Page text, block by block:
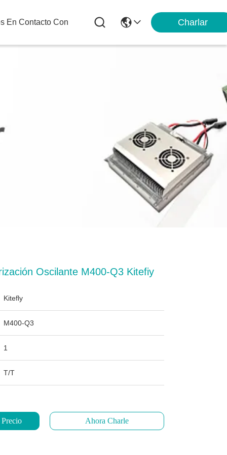
En Contacto Con Charlar
Oscilante M400-Q3 Kitefiy
Kitefly
M400-Q3
1
T/T
Ahora Charle